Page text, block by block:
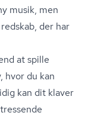
musik, men
der har
at spille
hvor du kan
kan dit klaver